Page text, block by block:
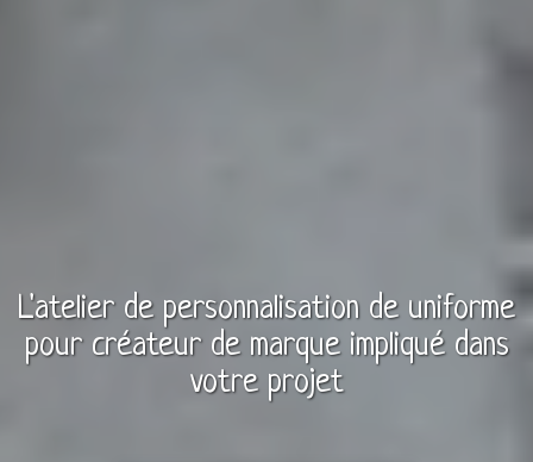
L'atelier de personnalisation de uniforme
pour créateur de marqueimpliqué dans
votre projet